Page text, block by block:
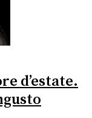
d’estate.